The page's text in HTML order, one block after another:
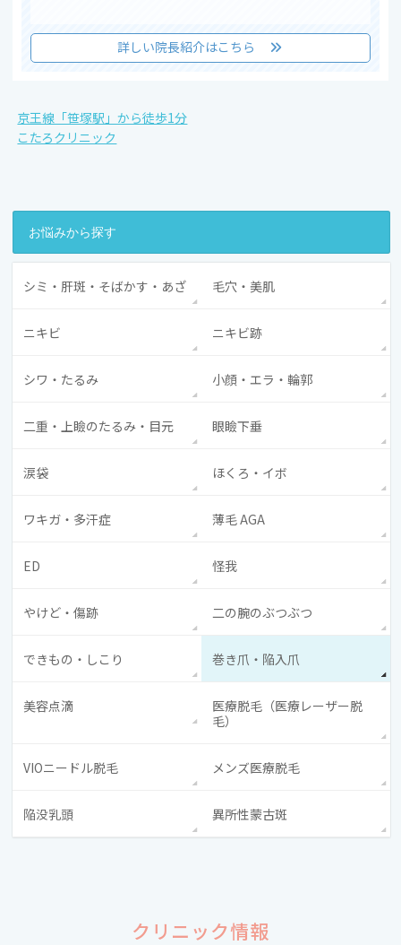
詳しい院長紹介はこちら
京王線「笹塚駅」から徒歩1分
こたろクリニック
お悩みから探す
シミ・肝斑・そばかす・あざ 毛穴・美肌
ニキビ ニキビ跡
シワ・たるみ 小顔・エラ・輪郭
二重・上瞼のたるみ・目元 眼瞼下垂
涙袋 ほくろ・イボ
ワキガ・多汗症 薄毛 AGA
ED 怪我
やけど・傷跡 二の腕のぶつぶつ
できもの・しこり 巻き爪・陥入爪
美容点滴
医療脱毛（医療レーザー脱
毛）
VIOニードル脱毛 メンズ医療脱毛
陥没乳頭 異所性蒙古斑
クリニック情報